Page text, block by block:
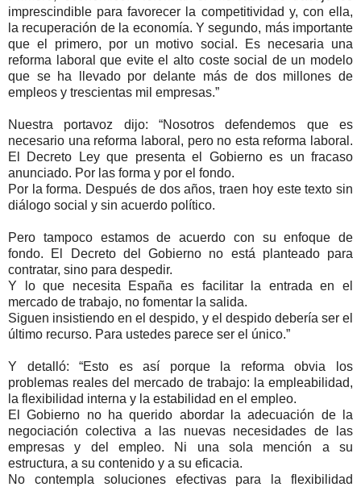
imprescindible para favorecer la competitividad y, con ella,
la recuperación de la economía. Y segundo, más importante
que el primero, por un motivo social. Es necesaria una
reforma laboral que evite el alto coste social de un modelo
que se ha llevado por delante más de dos millones de
empleos y trescientas mil empresas.”
Nuestra portavoz dijo: “Nosotros defendemos que es
necesario una reforma laboral, pero no esta reforma laboral.
El Decreto Ley que presenta el Gobierno es un fracaso
anunciado. Por las forma y por el fondo.
Por la forma. Después de dos años, traen hoy este texto sin
diálogo social y sin acuerdo político.
Pero tampoco estamos de acuerdo con su enfoque de
fondo. El Decreto del Gobierno no está planteado para
contratar, sino para despedir.
Y lo que necesita España es facilitar la entrada en el
mercado de trabajo, no fomentar la salida.
Siguen insistiendo en el despido, y el despido debería ser el
último recurso. Para ustedes parece ser el único.”
Y detalló: “Esto es así porque la reforma obvia los
problemas reales del mercado de trabajo: la empleabilidad,
la flexibilidad interna y la estabilidad en el empleo.
El Gobierno no ha querido abordar la adecuación de la
negociación colectiva a las nuevas necesidades de las
empresas y del empleo. Ni una sola mención a su
estructura, a su contenido y a su eficacia.
No contempla soluciones efectivas para la flexibilidad